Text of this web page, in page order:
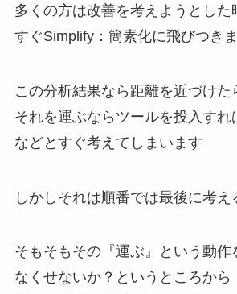
多くの方は改善を考えようとした
すぐSimplify：簡素化に飛びつき
この分析結果なら距離を近づけた
それを運ぶならツールを投入すれ
などとすぐ考えてしまいます
しかしそれは順番では最後に考え
そもそもその『運ぶ』という動作
なくせないか？というところから